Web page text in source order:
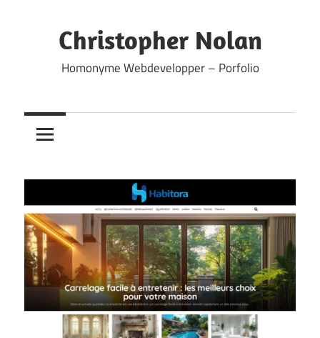
contentChristopher Nolan
Homonyme Webdevelopper – Porfolio